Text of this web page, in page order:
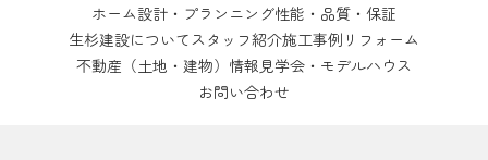
ホーム設計・プランニング性能・品質・保証
生杉建設についてスタッフ紹介施工事例 リフォーム
不動産（土地・建物）情報 見学会・モデルハウス
お問い合わせ